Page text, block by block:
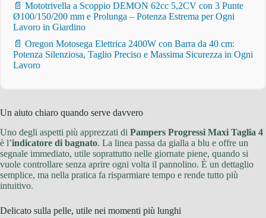
📄 Mototrivella a Scoppio DEMON 62cc 5,2CV con 3 Punte
Ø100/150/200 mm e Prolunga – Potenza Estrema per Ogni
Lavoro in Giardino
📄 Oregon Motosega Elettrica 2400W con Barra da 40 cm:
Potenza Silenziosa, Taglio Preciso e Massima Sicurezza in Ogni
Lavoro
Un aiuto chiaro quando serve davvero
Uno degli aspetti più apprezzati di Pampers Progressi Maxi Taglia 4
è l’indicatore di bagnato. La linea passa da gialla a blu e offre un
segnale immediato, utile soprattutto nelle giornate piene, quando si
vuole controllare senza aprire ogni volta il pannolino. È un dettaglio
semplice, ma nella pratica fa risparmiare tempo e rende tutto più
intuitivo.
Delicato sulla pelle, utile nei momenti più lunghi